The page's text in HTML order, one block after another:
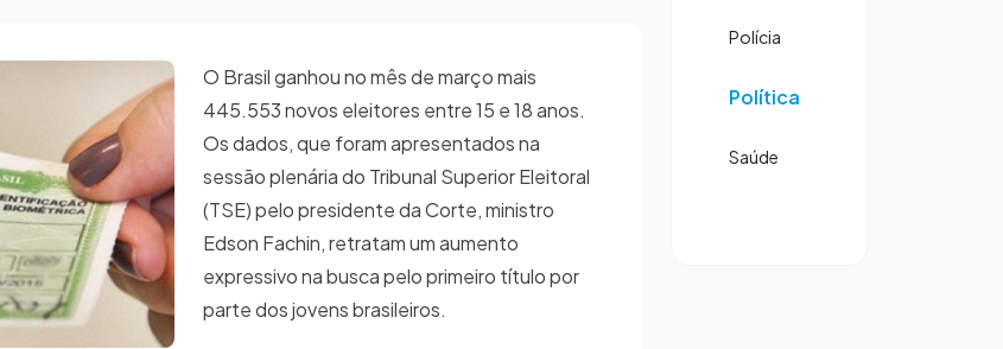
O Brasil ganhou no mês de março mais
445.553 novos eleitores entre 15 e 18 anos.
Os dados, que foram apresentados na
sessão plenária do Tribunal Superior Eleitoral
(TSE) pelo presidente da Corte, ministro
Edson Fachin, retratam um aumento
expressivo na busca pelo primeiro título por
parte dos jovens brasileiros.
Polícia
Política
Saúde